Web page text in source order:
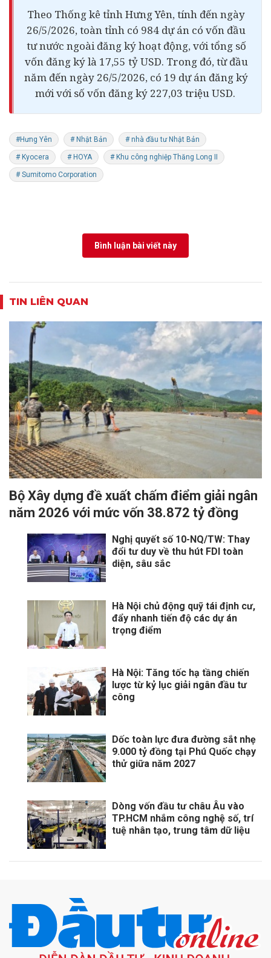
Theo Thống kê tỉnh Hưng Yên, tính đến ngày
26/5/2026, toàn tỉnh có 984 dự án có vốn đầu
tư nước ngoài đăng ký hoạt động, với tổng số
vốn đăng ký là 17,55 tỷ USD. Trong đó, từ đầu
năm đến ngày 26/5/2026, có 19 dự án đăng ký
mới với số vốn đăng ký 227,03 triệu USD.
#Hưng Yên # Nhật Bản # nhà đầu tư Nhật Bản
# Kyocera # HOYA # Khu công nghiệp Thăng Long II
# Sumitomo Corporation
Bình luận bài viết này
TIN LIÊN QUAN
Bộ Xây dựng đề xuất chấm điểm giải ngân
năm 2026 với mức vốn 38.872 tỷ đồng
Nghị quyết số 10-NQ/TW: Thay
đổi tư duy về thu hút FDI toàn
diện, sâu sắc
Hà Nội chủ động quỹ tái định cư,
đẩy nhanh tiến độ các dự án
trọng điểm
Hà Nội: Tăng tốc hạ tầng chiến
lược từ kỷ lục giải ngân đầu tư
công
Dốc toàn lực đưa đường sắt nhẹ
9.000 tỷ đồng tại Phú Quốc chạy
thử giữa năm 2027
Dòng vốn đầu tư châu Âu vào
TP.HCM nhắm công nghệ số, trí
tuệ nhân tạo, trung tâm dữ liệu